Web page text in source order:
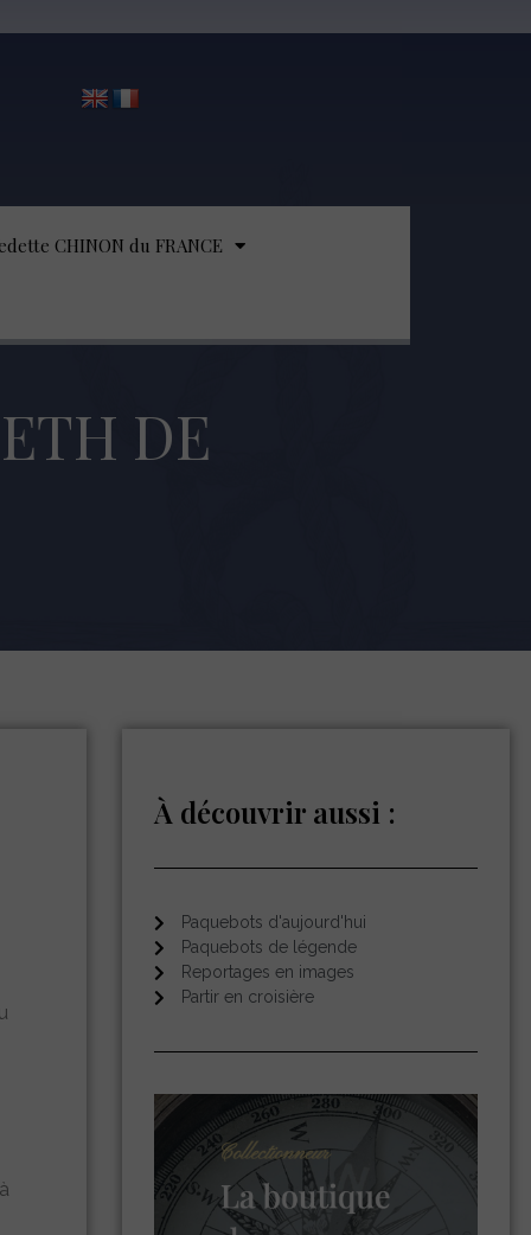
CHINON du FRANCE
DE
À découvrir aussi :
Paquebots d'aujourd'hui
Paquebots de légende
Reportages en images
Partir en croisière